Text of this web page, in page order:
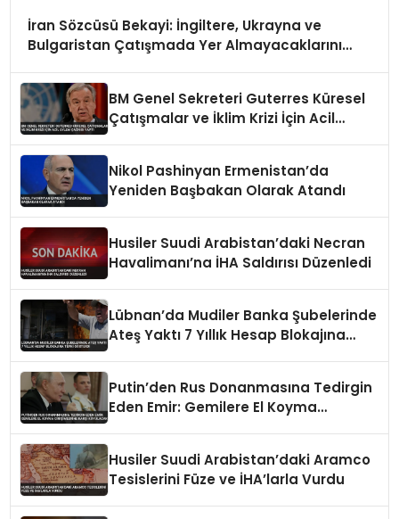
İran Sözcüsü Bekayi: İngiltere, Ukrayna ve
Bulgaristan Çatışmada Yer Almayacaklarını
BM Genel Sekreteri Guterres Küresel
Çatışmalar ve İklim Krizi İçin Acil
Nikol Pashinyan Ermenistan’da
Yeniden Başbakan Olarak Atandı
Husiler Suudi Arabistan’daki Necran
Havalimanı’na İHA Saldırısı Düzenledi
Lübnan’da Mudiler Banka Şubelerinde
Ateş Yaktı 7 Yıllık Hesap Blokajına
Putin’den Rus Donanmasına Tedirgin
Eden Emir: Gemilere El Koyma
Husiler Suudi Arabistan’daki Aramco
Tesislerini Füze ve İHA’larla Vurdu